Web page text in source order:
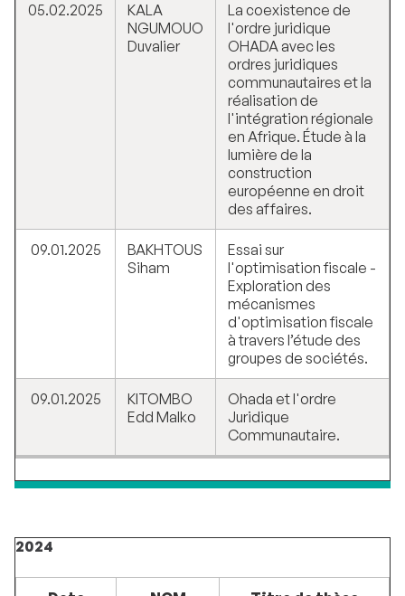
05.02.2025
KALA
NGUMOUO
Duvalier
La coexistence de
l'ordre juridique
OHADA avec les
ordres juridiques
communautaires et la
réalisation de
l'intégration régionale
en Afrique. Étude à la
lumière de la
construction
européenne en droit
des affaires.
09.01.2025
BAKHTOUS
Siham
Essai sur
l'optimisation fiscale -
Exploration des
mécanismes
d'optimisation fiscale
à travers l’étude des
groupes de sociétés.
09.01.2025
KITOMBO
Edd Malko
Ohada et l'ordre
Juridique
Communautaire.
2024